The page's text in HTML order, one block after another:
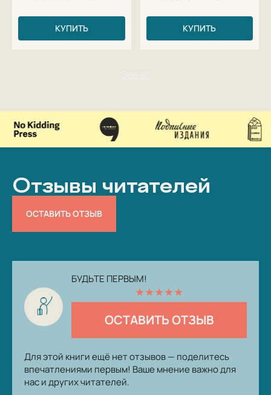
КУПИТЬ КУПИТЬ
Отзывы читателей
ОСТАВИТЬ ОТЗЫВ
БУДЬТЕ ПЕРВЫМ!
★★★★★
ОСТАВИТЬ ОТЗЫВ
Для этой книги ещё нет отзывов — поделитесь
впечатлениями первым! Ваше мнение важно для
нас и других читателей.